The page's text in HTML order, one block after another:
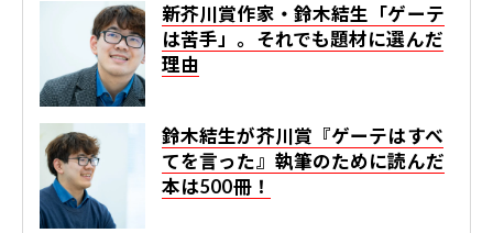
新芥川賞作家・鈴木結生「ゲーテ
は苦手」。それでも題材に選んだ
理由
鈴木結生が芥川賞『ゲーテはすべ
てを言った』執筆のために読んだ
本は500冊！